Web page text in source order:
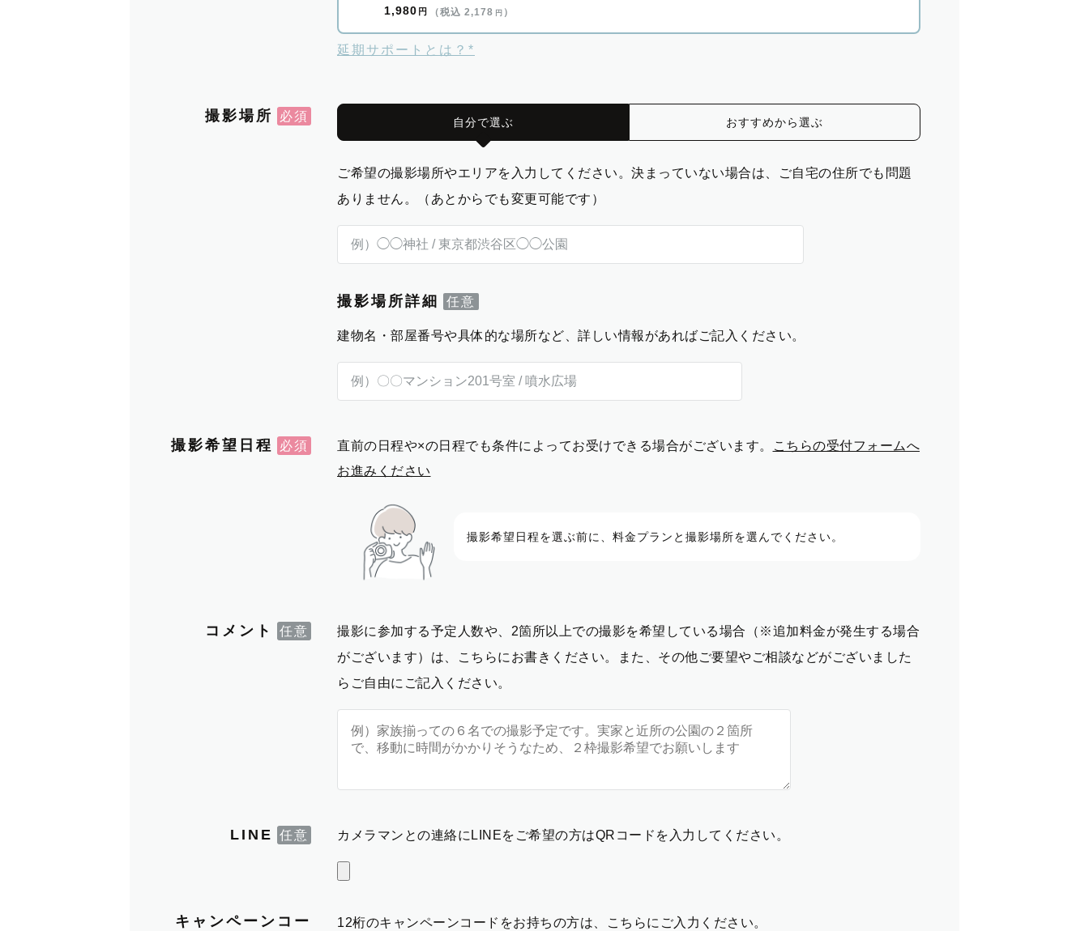
1,980 円 （税込 2,178 円 ）
延期サポートとは？*
撮影場所 自分で選ぶ おすすめから選ぶ
ご希望の撮影場所やエリアを入力してください。決まっていない場合は、ご自宅の住所でも問題
ありません。（あとからでも変更可能です）
撮影場所詳細
建物名・部屋番号や具体的な場所など、詳しい情報があればご記入ください。
撮影希望日程 直前の日程や×の日程でも条件によってお受けできる場合がございます。
こちらの受付フォームへ
お進みください
撮影希望日程を選ぶ前に、料金プランと撮影場所を選んでください。
コメント
撮影に参加する予定人数や、2箇所以上での撮影を希望している場合（※追加料金が発生する場合
がございます）は、こちらにお書きください。また、その他ご要望やご相談などがございました
らご自由にご記入ください。
LINE カメラマンとの連絡にLINEをご希望の方はQRコードを入力してください。
キャンペーンコー 12桁のキャンペーンコードをお持ちの方は、こちらにご入力ください。